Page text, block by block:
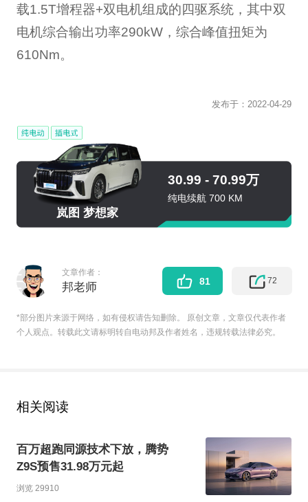
载1.5T增程器+双电机组成的四驱系统，其中双
电机综合输出功率290kW，综合峰值扭矩为
610Nm。
发布于：2022-04-29
岚图 梦想家
30.99 - 70.99万
纯电续航 700 KM
文章作者：
邦老师 81 72
*部分图片来源于网络，如有侵权请告知删除。 原创文章，文章仅代表作者
个人观点。转载此文请标明转自电动邦及作者姓名，违规转载法律必究。
相关阅读
百万超跑同源技术下放，腾势
Z9S预售31.98万元起
浏览 29910